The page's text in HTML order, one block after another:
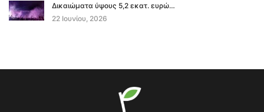
Δικαιώματα ύψους 5,2 εκατ. ευρώ…
22 Ιουνίου, 2026